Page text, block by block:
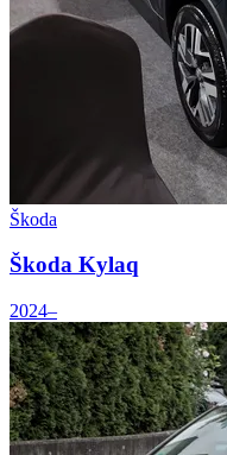
Škoda
Škoda Kylaq
2024–